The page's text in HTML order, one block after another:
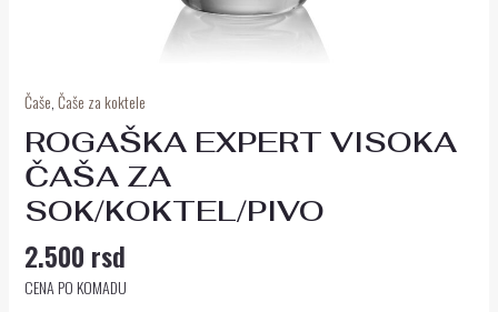
Čaše,Čaše za koktele
ROGAŠKA EXPERT VISOKA
ČAŠA ZA
SOK/KOKTEL/PIVO
2.500 rsd
CENA PO KOMADU